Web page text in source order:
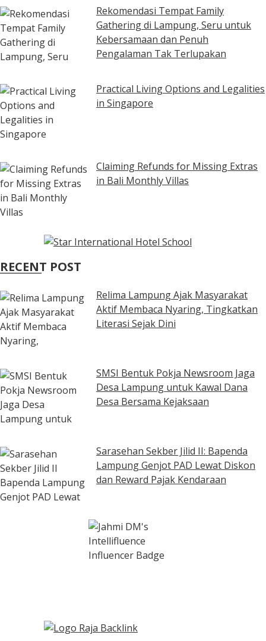
Rekomendasi Tempat Family
Gathering di Lampung, Seru untuk
Kebersamaan dan Penuh
Pengalaman Tak Terlupakan
Practical Living Options and Legalities
in Singapore
Claiming Refunds for Missing Extras
in Bali Monthly Villas
RECENT POST
Relima Lampung Ajak Masyarakat
Aktif Membaca Nyaring, Tingkatkan
Literasi Sejak Dini
SMSI Bentuk Pokja Newsroom Jaga
Desa Lampung untuk Kawal Dana
Desa Bersama Kejaksaan
Sarasehan Sekber Jilid II: Bapenda
Lampung Genjot PAD Lewat Diskon
dan Reward Pajak Kendaraan